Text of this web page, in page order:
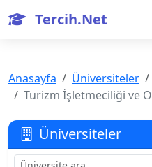
Tercih.Net
Anasayfa Üniversiteler
Turizm İşletmeciliği ve
Üniversiteler